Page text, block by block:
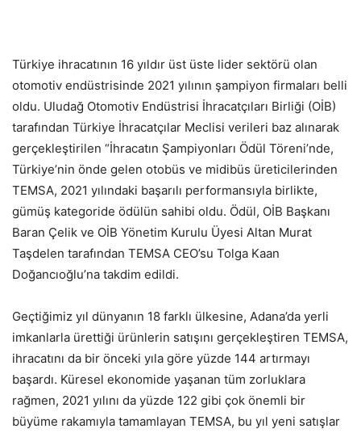
Türkiye ihracatının 16 yıldır üst üste lider sektörü olan
otomotiv endüstrisinde 2021 yılının şampiyon firmaları belli
oldu. Uludağ Otomotiv Endüstrisi İhracatçıları Birliği (OİB)
tarafından Türkiye İhracatçılar Meclisi verileri baz alınarak
gerçekleştirilen “İhracatın Şampiyonları Ödül Töreni’nde,
Türkiye’nin önde gelen otobüs ve midibüs üreticilerinden
TEMSA, 2021 yılındaki başarılı performansıyla birlikte,
gümüş kategoride ödülün sahibi oldu. Ödül, OİB Başkanı
Baran Çelik ve OİB Yönetim Kurulu Üyesi Altan Murat
Taşdelen tarafından TEMSA CEO’su Tolga Kaan
Doğancıoğlu’na takdim edildi.
Geçtiğimiz yıl dünyanın 18 farklı ülkesine, Adana’da yerli
imkanlarla ürettiği ürünlerin satışını gerçekleştiren TEMSA,
ihracatını da bir önceki yıla göre yüzde 144 artırmayı
başardı. Küresel ekonomide yaşanan tüm zorluklara
rağmen, 2021 yılını da yüzde 122 gibi çok önemli bir
büyüme rakamıyla tamamlayan TEMSA, bu yıl yeni satışlar